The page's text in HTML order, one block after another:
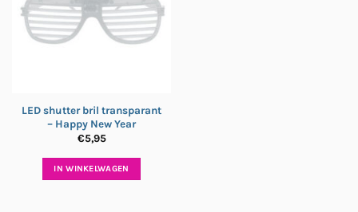
LED shutter bril transparant
– Happy New Year
€5,95
IN WINKELWAGEN